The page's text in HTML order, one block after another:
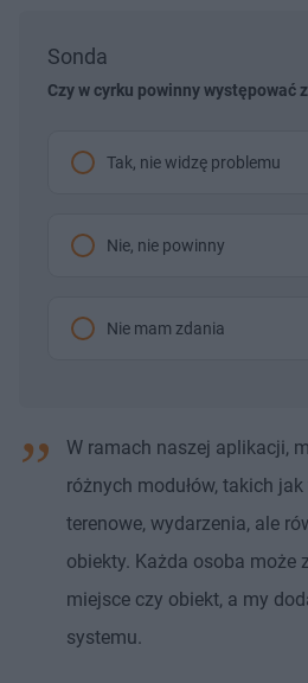
Sonda
Czy w cyrku powinny występować
Tak, nie widzę problemu
Nie, nie powinny
Nie mam zdania
W ramach naszej aplikacji,
różnych modułów, takich jak
terenowe, wydarzenia, ale
obiekty. Każda osoba może
miejsce czy obiekt, a my
systemu.